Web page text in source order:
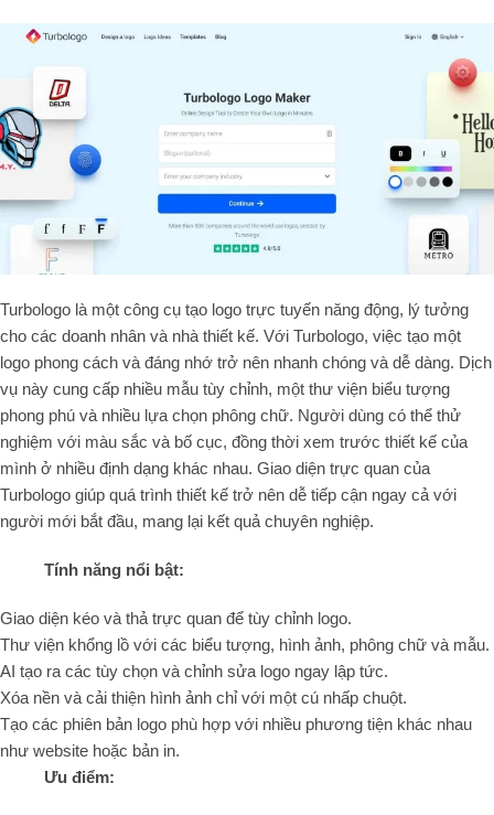
Turbologo là một công cụ tạo logo trực tuyến năng động, lý tưởng
cho các doanh nhân và nhà thiết kế. Với Turbologo, việc tạo một
logo phong cách và đáng nhớ trở nên nhanh chóng và dễ dàng. Dịch
vụ này cung cấp nhiều mẫu tùy chỉnh, một thư viện biểu tượng
phong phú và nhiều lựa chọn phông chữ. Người dùng có thể thử
nghiệm với màu sắc và bố cục, đồng thời xem trước thiết kế của
mình ở nhiều định dạng khác nhau. Giao diện trực quan của
Turbologo giúp quá trình thiết kế trở nên dễ tiếp cận ngay cả với
người mới bắt đầu, mang lại kết quả chuyên nghiệp.
Tính năng nổi bật:
Giao diện kéo và thả trực quan để tùy chỉnh logo.
Thư viện khổng lồ với các biểu tượng, hình ảnh, phông chữ và mẫu.
AI tạo ra các tùy chọn và chỉnh sửa logo ngay lập tức.
Xóa nền và cải thiện hình ảnh chỉ với một cú nhấp chuột.
Tạo các phiên bản logo phù hợp với nhiều phương tiện khác nhau
như website hoặc bản in.
Ưu điểm: